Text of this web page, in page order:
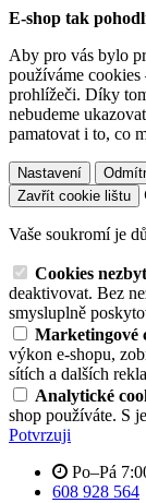
E-shop tak
Aby pro vás bylo
používáme cookies
prohlížeči. Díky
nebudeme
pamatovat i to, co
Nastavení
Zavřít cookie lištu
Vaše soukromí je
Cookies
deaktivovat. Bez
smysluplně
Marketingové
výkon e-shopu,
sítích a dalších
Analytické
shop používáte. S
Potvrzuji
Po–Pá
608 928 564